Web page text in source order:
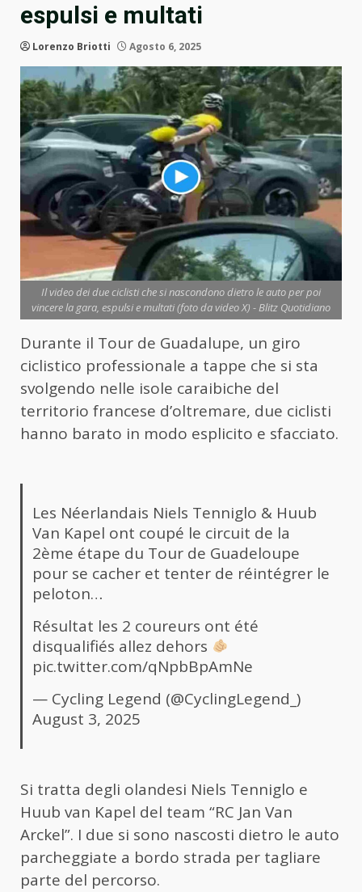
espulsi e multati
Lorenzo Briotti Agosto 6, 2025
Il video dei due ciclisti che si nascondono dietro le auto per poi
vincere la gara, espulsi e multati (foto da video X) - Blitz Quotidiano
Durante il Tour de Guadalupe, un giro
ciclistico professionale a tappe che si sta
svolgendo nelle isole caraibiche del
territorio francese d’oltremare, due ciclisti
hanno barato in modo esplicito e sfacciato.
Les Néerlandais Niels Tenniglo & Huub
Van Kapel ont coupé le circuit de la
2ème étape du Tour de Guadeloupe
pour se cacher et tenter de réintégrer le
peloton…
Résultat les 2 coureurs ont été
disqualifiés allez dehors
pic.twitter.com/qNpbBpAmNe
— Cycling Legend (@CyclingLegend_)
August 3, 2025
Si tratta degli olandesi Niels Tenniglo e
Huub van Kapel del team “RC Jan Van
Arckel”. I due si sono nascosti dietro le auto
parcheggiate a bordo strada per tagliare
parte del percorso.